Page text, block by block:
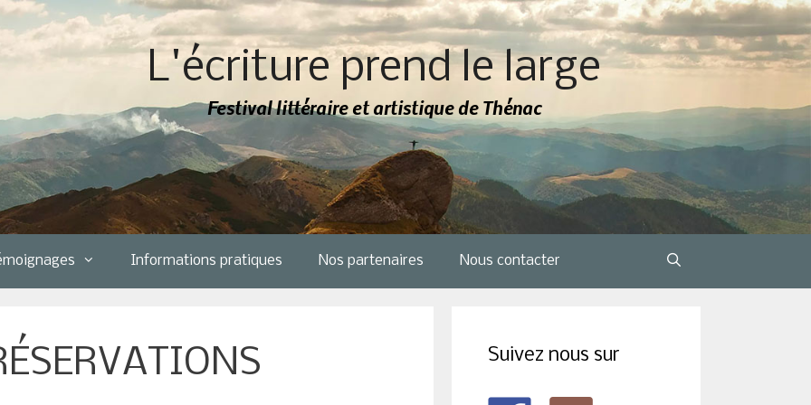
L'écriture prend le large
Festival littéraire et artistique de Thénac
Informations pratiques Nos partenaires Nous contacter
Suivez nous sur